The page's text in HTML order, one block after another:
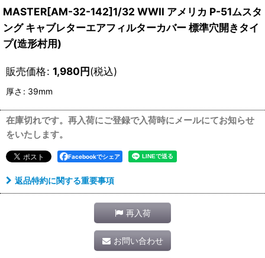
MASTER[AM-32-142]1/32 WWII アメリカ P-51ムスタ
ング キャブレターエアフィルターカバー 標準穴開きタイ
プ(造形村用)
販売価格: 1,980円(税込)
厚さ : 39mm
在庫切れです。再入荷にご登録で入荷時にメールにてお知らせ
をいたします。
Facebookでシェア
返品特約に関する重要事項
再入荷
お問い合わせ